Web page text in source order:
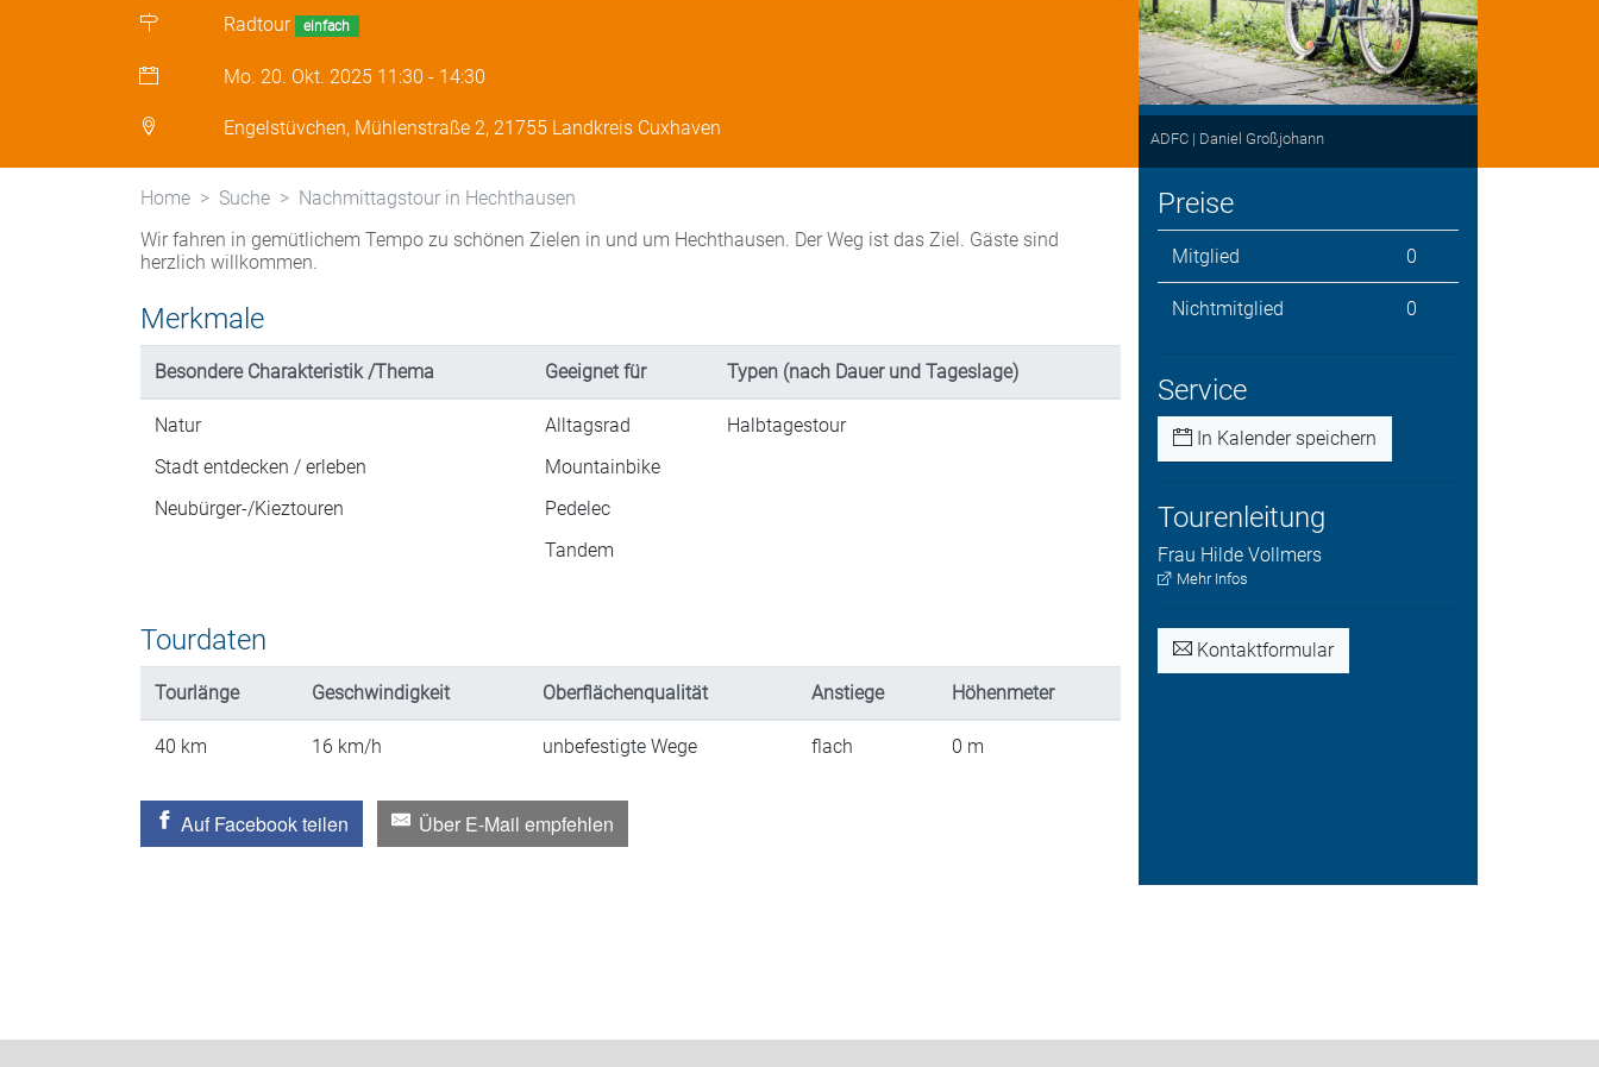
Radtour einfach
Mo. 20. Okt. 2025 11:30 - 14:30
Engelstüvchen, Mühlenstraße 2, 21755 Landkreis Cuxhaven ADFC | Daniel Großjohann
Preise
Mitglied 0
Nichtmitglied 0
Service
In Kalender speichern
Tourenleitung
Frau Hilde Vollmers
Mehr Infos
Kontaktformular
Home Suche
Nachmittagstour in Hechthausen
Wir fahren in gemütlichem Tempo zu schönen Zielen in und um Hechthausen. Der Weg ist das Ziel. Gäste sind
herzlich willkommen.
Merkmale
Besondere Charakteristik /Thema Geeignet für Typen (nach Dauer und Tageslage)
Natur
Stadt entdecken / erleben
Neubürger-/Kieztouren
Alltagsrad
Mountainbike
Pedelec
Tandem
Halbtagestour
Tourdaten
Tourlänge Geschwindigkeit Oberflächenqualität Anstiege Höhenmeter
40 km 16 km/h unbefestigte Wege flach 0 m
Auf Facebook teilen Über E-Mail empfehlen